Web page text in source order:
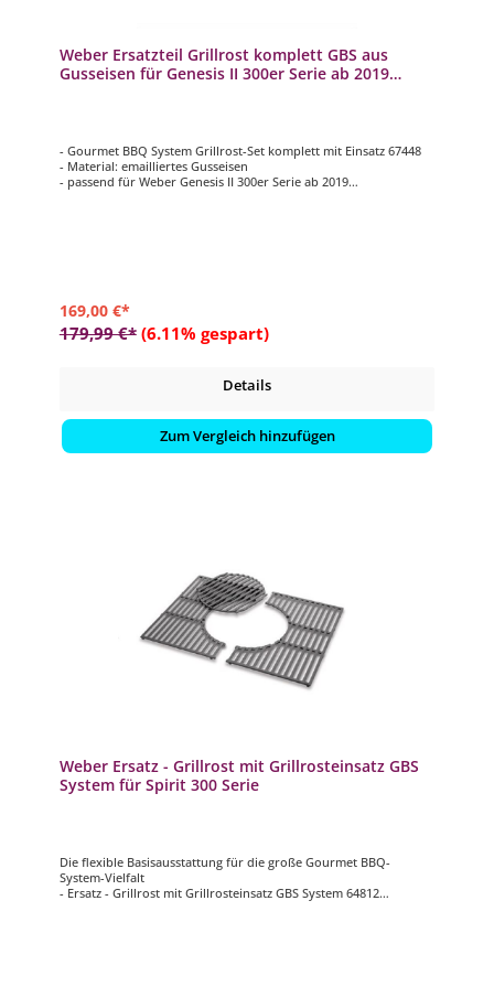
Weber Ersatzteil Grillrost komplett GBS aus
Gusseisen für Genesis II 300er Serie ab 2019
- Gourmet BBQ System Grillrost-Set komplett mit Einsatz 67448
- Material: emailliertes Gusseisen
- passend für Weber Genesis II 300er Serie ab 2019
169,00 €*
179,99 €* (6.11% gespart)
Details
Zum Vergleich hinzufügen
Weber Ersatz - Grillrost mit Grillrosteinsatz GBS
System für Spirit 300 Serie
Die flexible Basisausstattung für die große Gourmet BBQ-
System-Vielfalt
- Ersatz - Grillrost mit Grillrosteinsatz GBS System 64812